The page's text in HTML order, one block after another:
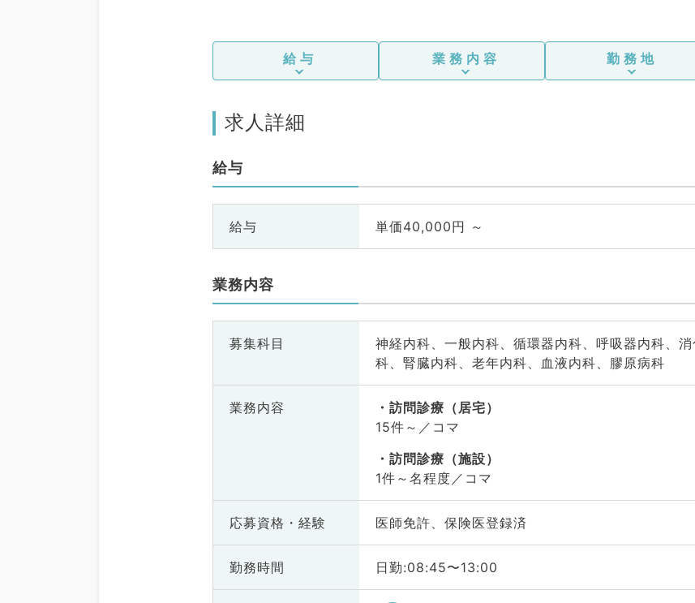
科、呼吸器内科、消化器内
科、内分泌・代謝内科、腎
臓内科、老年内科、血液内
科、総合診療科、美容皮膚
礎医学系、膠原病科、スポ
ーツ整形外科、大腸・肛門
外科、その他、産業医、科
目不問
給与 業務内容 勤務地
求人詳細
給与
給与 単価40,000円 ～
業務内容
募集科目
神経内科、一般内科、循環器内科、呼吸器内科、
科、腎臓内科、老年内科、血液内科、膠原病科
業務内容
訪問診療（居宅）
15件～／コマ
訪問診療（施設）
1件～名程度／コマ
応募資格・ 経験 医師免許、保険医登録済
勤務時間 日勤:08:45〜13:00